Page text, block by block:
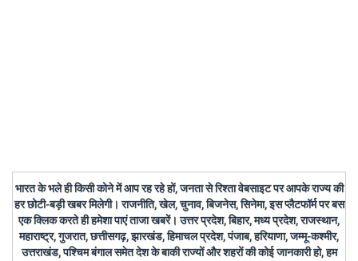
भारत के भले ही किसी कोने में आप रह रहे हों, जनता से रिश्ता वेबसाइट पर आपके राज्य की
हर छोटी-बड़ी खबर मिलेगी। राजनीति, खेल, चुनाव, बिजनेस, सिनेमा, इस प्लैटफॉर्म पर बस
एक क्लिक करते ही हमेशा पाएं ताजा खबरें। उत्तर प्रदेश, बिहार, मध्य प्रदेश, राजस्थान,
महाराष्ट्र, गुजरात, छत्तीसगढ़, झारखंड, हिमाचल प्रदेश, पंजाब, हरियाणा, जम्मू-कश्मीर,
उत्तराखंड, पश्चिम बंगाल समेत देश के बाकी राज्यों और शहरों की कोई जानकारी हो, हम